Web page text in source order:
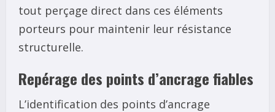
tout perçage direct dans ces éléments
porteurs pour maintenir leur résistance
structurelle.
Repérage des points d’ancrage fiables
L’identification des points d’ancrage